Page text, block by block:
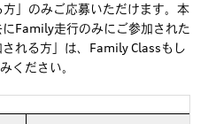
方」のみご応募いただけます。本
Family走行のみにご参加された
れる方」は、Family Classもし
ください。